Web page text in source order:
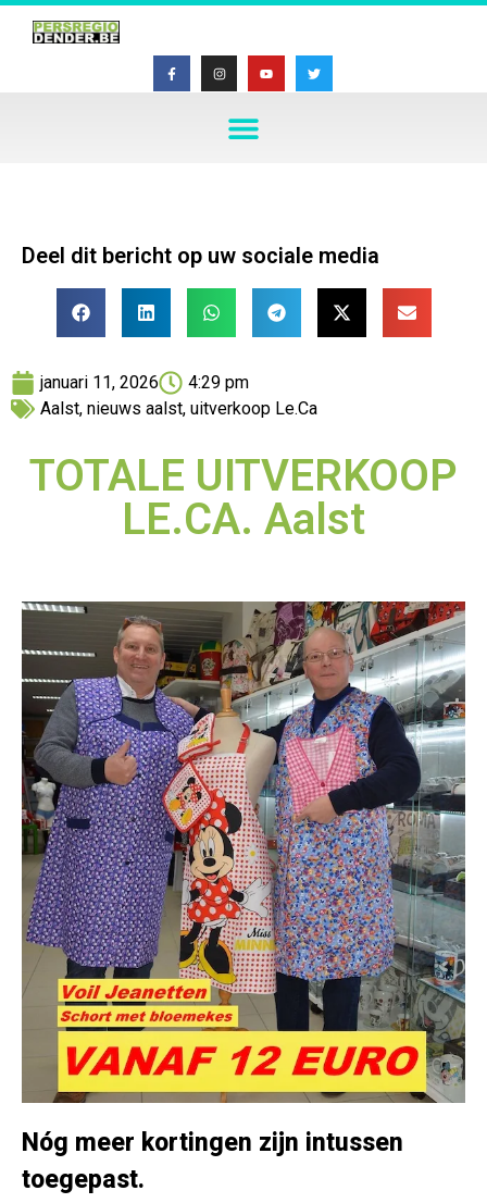
Deel dit bericht op uw sociale media
januari 11, 2026
4:29 pm
Aalst, nieuws aalst, uitverkoop Le.Ca
TOTALE UITVERKOOP
LE.CA. Aalst
Nóg meer kortingen zijn intussen
toegepast.